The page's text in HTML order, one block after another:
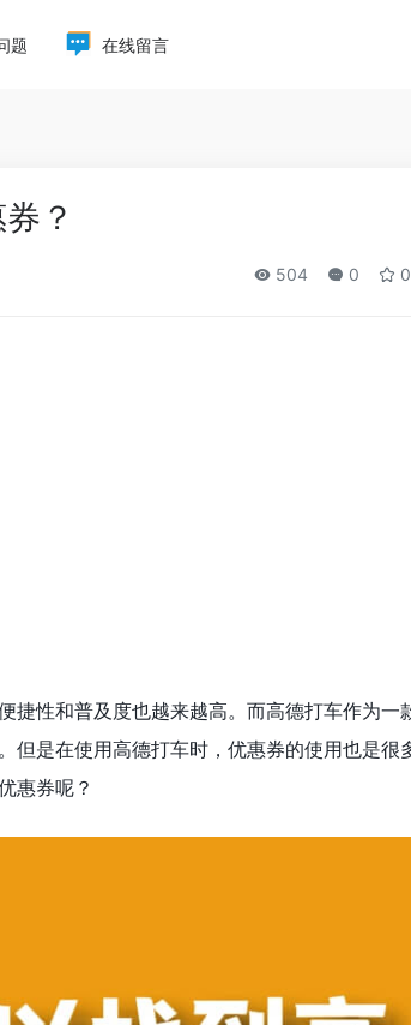
题 在线留言
？
504 0 0
捷性和普及度也越来越高。而高德打车作为一
但是在使用高德打车时，优惠券的使用也是很
惠券呢？